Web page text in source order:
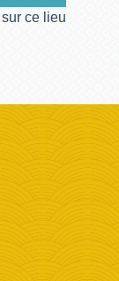
ce lieu